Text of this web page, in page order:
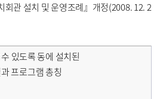
회관 설치 및 운영조례』개정(2008. 12. 2
있도록 동에 설치된
프로그램 총칭